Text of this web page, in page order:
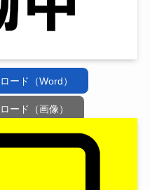
ード（Word）
ード（画像）